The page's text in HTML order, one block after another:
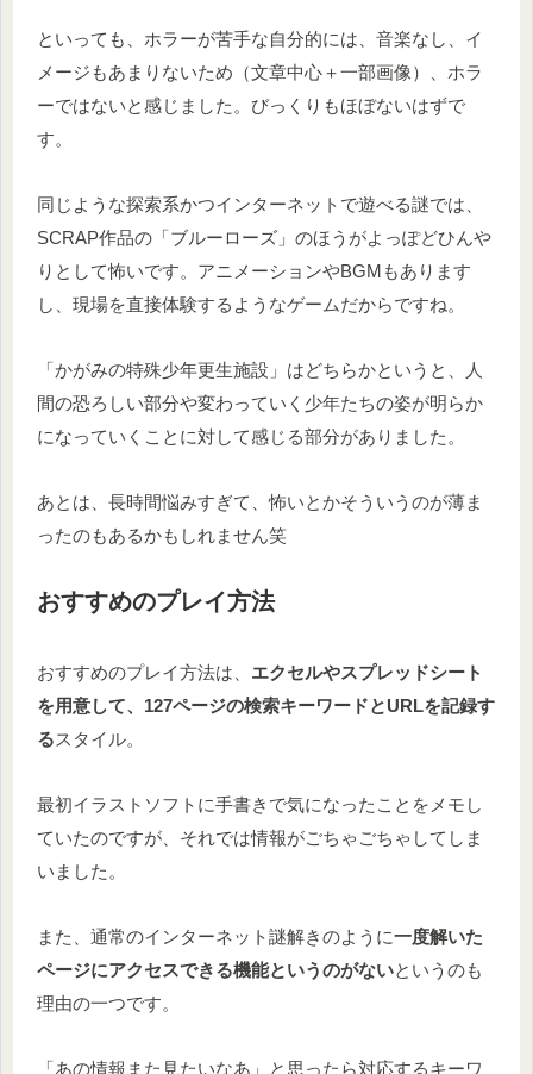
といっても、ホラーが苦手な自分的には、音楽なし、イ
メージもあまりないため（文章中心＋一部画像）、ホラ
ーではないと感じました。びっくりもほぼないはずで
す。
同じような探索系かつインターネットで遊べる謎では、
SCRAP作品の「ブルーローズ」のほうがよっぽどひんや
りとして怖いです。アニメーションやBGMもあります
し、現場を直接体験するようなゲームだからですね。
「かがみの特殊少年更生施設」はどちらかというと、人
間の恐ろしい部分や変わっていく少年たちの姿が明らか
になっていくことに対して感じる部分がありました。
あとは、長時間悩みすぎて、怖いとかそういうのが薄ま
ったのもあるかもしれません笑
おすすめのプレイ方法
おすすめのプレイ方法は、 エクセルやスプレッドシート
を用意して、127ページの検索キーワードとURLを記録す
るスタイル。
最初イラストソフトに手書きで気になったことをメモし
ていたのですが、それでは情報がごちゃごちゃしてしま
いました。
また、通常のインターネット謎解きのように一度解いた
ページにアクセスできる機能というのがないというのも
理由の一つです。
「あの情報また見たいなあ」と思ったら対応するキーワ